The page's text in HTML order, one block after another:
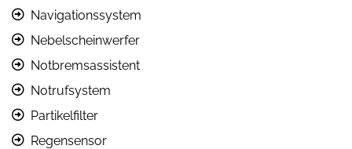
Navigationssystem
Nebelscheinwerfer
Notbremsassistent
Notrufsystem
Partikelfilter
Regensensor